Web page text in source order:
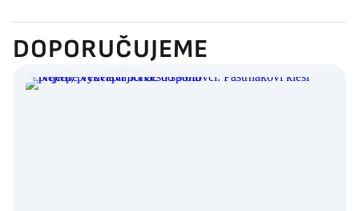
DOPORUČUJEME